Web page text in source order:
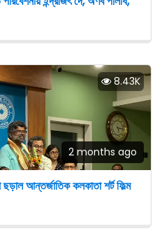
8.43K
2 months ago
ছড়াল আন্তর্জাতিক কলকাতা শর্ট ফিল্ম